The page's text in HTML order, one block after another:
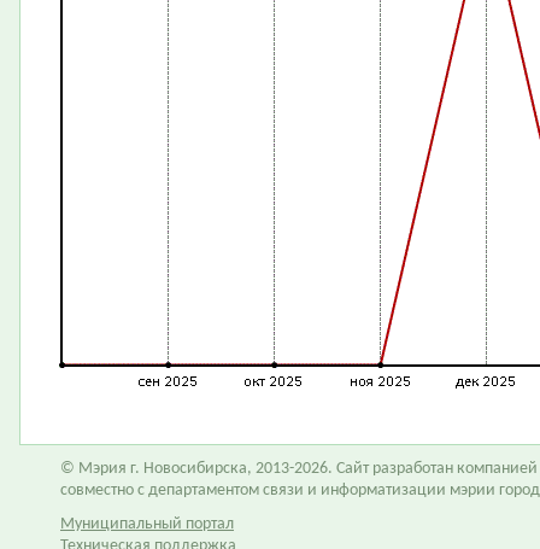
© Мэрия г. Новосибирска, 2013-2026. Сайт разработан компанией
совместно с департаментом связи и информатизации мэрии
Муниципальный портал